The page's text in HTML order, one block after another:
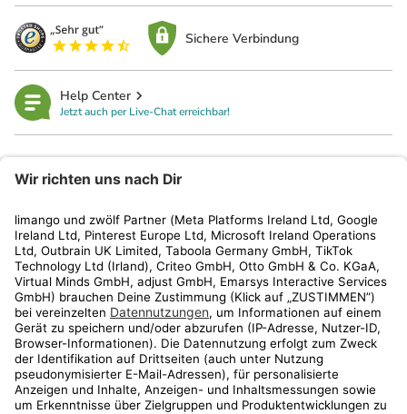
Sichere Verbindung
Help Center
Jetzt auch per Live-Chat erreichbar!
Kundenservice
Shop
Aktionen
Travel